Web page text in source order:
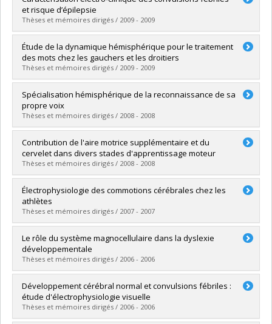
Cycle :Doctorat
Diplôme obtenu :Ph. D.
Lien vers le document dans Papyrus
et risque d’épilepsie
Thèses et mémoires dirigés / 2009 - 2009
Diplômé(e) :Podubnaia-Birca, Ala
Cycle :Doctorat
Diplôme obtenu :Ph. D.
Lien vers le document dans Papyrus
Étude de la dynamique hémisphérique pour le traitement
des mots chez les gauchers et les droitiers
Thèses et mémoires dirigés / 2009 - 2009
Diplômé(e) :Tremblay, Tania
Cycle : Doctorat
Diplôme obtenu :Ph. D.
Lien vers le document dans Papyrus
Spécialisation hémisphérique de la reconnaissance de sa
propre voix
Thèses et mémoires dirigés / 2008 - 2008
Diplômé(e) :Rosa, Christine
Cycle :Doctorat
Diplôme obtenu :Ph. D.
Lien vers le document dans Papyrus
Contribution de l'aire motrice supplémentaire et du
cervelet dans divers stades d'apprentissage moteur
Thèses et mémoires dirigés / 2008 - 2008
Diplômé(e) :Vasilescu, Maria-Cristina
Cycle :Doctorat
Diplôme obtenu :Ph. D.
Lien vers le document dans Papyrus
Électrophysiologie des commotions cérébrales chez les
athlètes
Thèses et mémoires dirigés / 2007 - 2007
Diplômé(e) :Gosselin, Nadia
Cycle :Doctorat
Diplôme obtenu :Ph. D.
Lien vers le document dans Papyrus
Le rôle du système magnocellulaire dans la dyslexie
développementale
Thèses et mémoires dirigés / 2006 - 2006
Diplômé(e) :Lavoie, Karyne
Cycle :Doctorat
Diplôme obtenu :Ph. D.
Lien vers le document dans Papyrus
Développement cérébral normal et convulsions fébriles :
étude d'électrophysiologie visuelle
Thèses et mémoires dirigés / 2006 - 2006